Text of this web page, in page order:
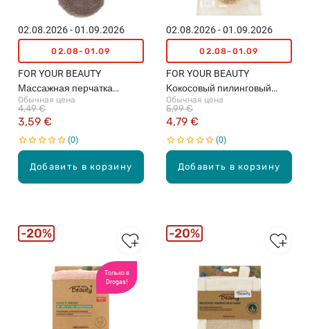
Добавить в корзину
02.08.2026 - 01.09.2026
02.08-01.09
FOR YOUR BEAUTY
Массажная перчатка
(различные цвета)
Обычная цена
3,59 €
4,49 €
0
Добавить в корзину
02.08.2026 - 01.09.2026
02.08-01.09
FOR YOUR BEAUTY
Kокосовый пилинговый
губчатый спонж, 1шт.
Обычная цена
4,79 €
5,99 €
0
Только в
Drogas!
20% 20%